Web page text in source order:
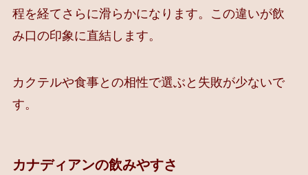
程を経てさらに滑らかになります。この違いが飲
み口の印象に直結します。
カクテルや食事との相性で選ぶと失敗が少ないで
す。
カナディアンの飲みやすさ